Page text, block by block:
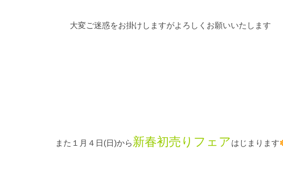
大変ご迷惑をお掛けしますがよろしくお願いいたします
また１月４日(日)から新春初売りフェアはじまります